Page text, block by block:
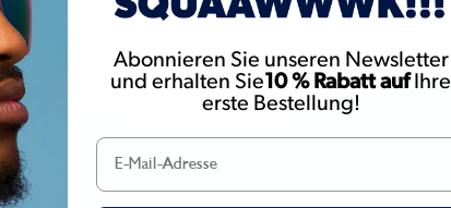
Abonnieren Sie unseren Newsletter
und erhalten Sie10 % Rabatt aufIhre
erste Bestellung!